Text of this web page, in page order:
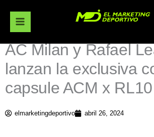
contenido
AC Milan y Rafael
lanzan la exclusiva
capsule ACM x RL10
elmarketingdeportivo abril 26, 2024